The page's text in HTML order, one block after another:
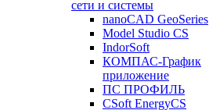
сети и системы
nanoCAD GeoSeries
Model Studio CS
IndorSoft
КОМПАС-График
приложение
ПС ПРОФИЛЬ
CSoft EnergyCS